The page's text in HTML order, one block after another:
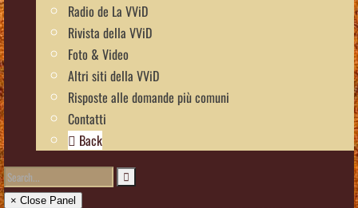
Radio de La VViD
Rivista della VViD
Foto & Video
Altri siti della VViD
Risposte alle domande più comuni
Contatti
Back
× Close Panel